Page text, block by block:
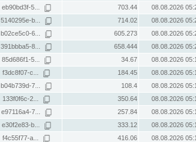
eb90bd3f-5... 703.44
08.08.2026
5140295e-b... 714.02
08.08.2026
b02ce5c0-6... 605.273
08.08.2026
391bbba5-8... 658.444
08.08.2026
85d686f1-5... 34.67
08.08.2026
f3dc8f07-c... 184.45
08.08.2026
b04b739d-7... 108.4
08.08.2026
133f0f6c-2... 350.64
08.08.2026
e97116a4-7... 257.84
08.08.2026
e30f2e83-b... 333.12
08.08.2026
f4c55f77-a... 416.06
08.08.2026